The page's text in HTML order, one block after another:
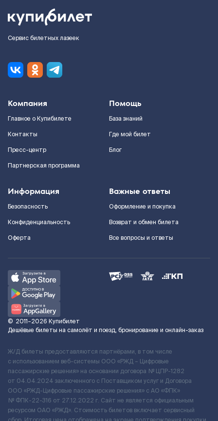
Сервис билетных лазеек
Компания
Главное о Купибилете
Контакты
Пресс-центр
Партнерская программа
Помощь
База знаний
Где мой билет
Блог
Информация
Безопасность
Конфиденциальность
Оферта
Важные ответы
Оформление и покупка
Возврат и обмен билета
Все вопросы и ответы
© 2011–2026 Купибилет
Дешёвые билеты на самолёт и поезд, бронирование и онлайн-заказ
Ж/Д билеты предоставляются партнёрами, в том числе
с использованием веб-системы ООО «РЖД – Цифровые
пассажирские решения» на основании договора № ЦПР-1282
от 04.04.2024 заключенного с Поставщиком услуг и Договора
ООО «РЖД-Цифровые пассажирские решения» c АО «ФПК»
№ ФПК-22-316 от 27.12.2022 г. Сайт не является официальным
ресурсом ОАО «РЖД». Стоимость билетов включает сервисный